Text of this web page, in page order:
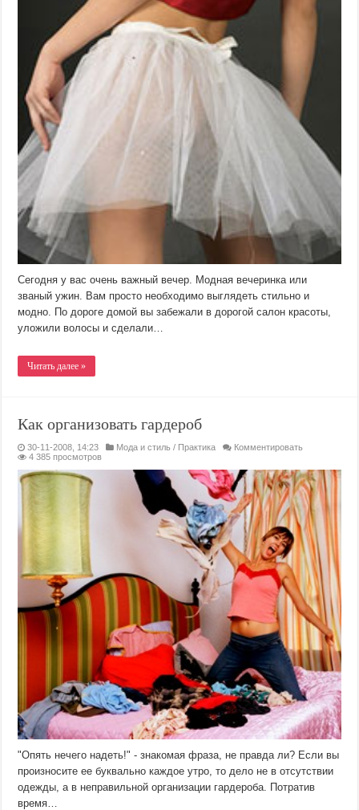
Сегодня у вас очень важный вечер. Модная вечеринка или
званый ужин. Вам просто необходимо выглядеть стильно и
модно. По дороге домой вы забежали в дорогой салон красоты,
уложили волосы и сделали…
Читать далее »
Как организовать гардероб
30-11-2008, 14:23 Мода и стиль / Практика
Комментировать
4 385 просмотров
"Опять нечего надеть!" - знакомая фраза, не правда ли? Если вы
произносите ее буквально каждое утро, то дело не в отсутствии
одежды, а в неправильной организации гардероба. Потратив
время…